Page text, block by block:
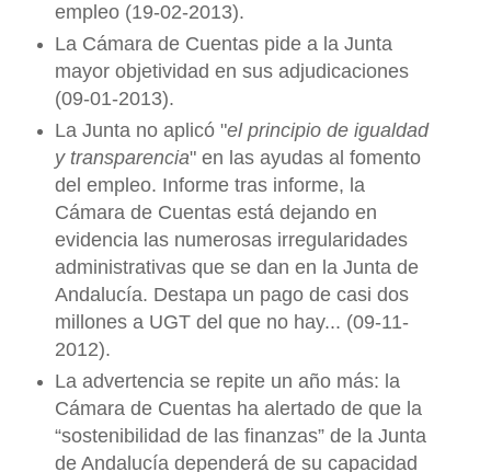
empleo (19-02-2013).
La Cámara de Cuentas pide a la Junta
mayor objetividad en sus adjudicaciones
(09-01-2013).
La Junta no aplicó "el principio de igualdad
y transparencia" en las ayudas al fomento
del empleo. Informe tras informe, la
Cámara de Cuentas está dejando en
evidencia las numerosas irregularidades
administrativas que se dan en la Junta de
Andalucía. Destapa un pago de casi dos
millones a UGT del que no hay... (09-11-
2012).
La advertencia se repite un año más: la
Cámara de Cuentas ha alertado de que la
“sostenibilidad de las finanzas” de la Junta
de Andalucía dependerá de su capacidad